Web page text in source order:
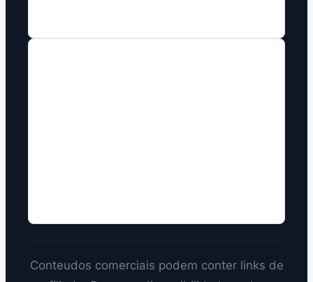
Conteudos comerciais podem conter links de